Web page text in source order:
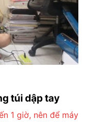
túi dập tay
1 giờ, nên để máy